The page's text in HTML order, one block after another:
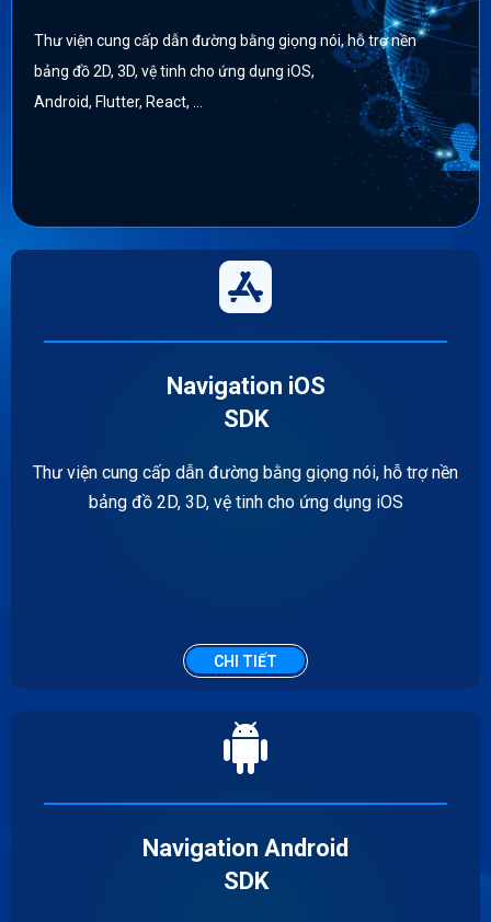
Thư viện cung cấp dẫn đường bằng giọng nói, hỗ trợ nền
bảng đồ 2D, 3D, vệ tinh cho ứng dụng iOS,
Android, Flutter, React, …
Navigation iOS
SDK
Thư viện cung cấp dẫn đường bằng giọng nói, hỗ trợ nền
bảng đồ 2D, 3D, vệ tinh cho ứng dụng iOS
CHI TIẾT
Navigation Android
SDK